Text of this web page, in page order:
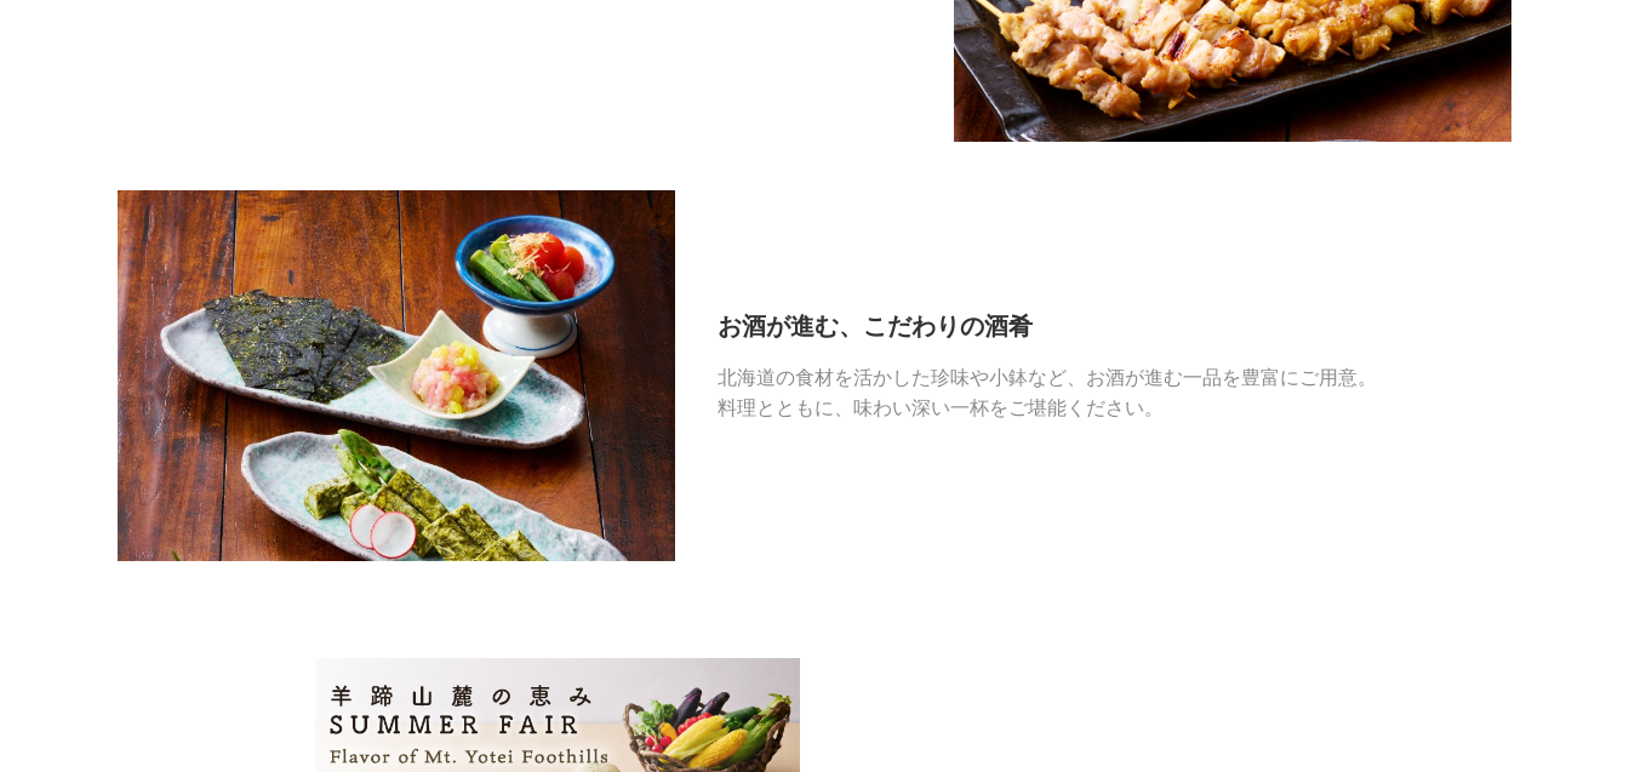
お酒が進む、こだわりの酒肴
北海道の食材を活かした珍味や小鉢など、お酒が進む一品を豊富にご用意。
料理とともに、味わい深い一杯をご堪能ください。